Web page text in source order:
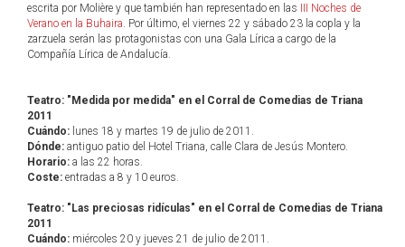
escrita por Molière y que también han representado en las
III Noches de
Verano en la Buhaira. Por último, el viernes 22 y sábado 23 la copla y la
zarzuela serán las protagonistas con una Gala Lírica a cargo de la
Compañía Lírica de Andalucía.
Teatro: "Medida por medida" en el Corral de Comedias de Triana
2011
Cuándo: lunes 18 y martes 19 de julio de 2011.
Dónde: antiguo patio del Hotel Triana, calle Clara de Jesús Montero.
Horario: a las 22 horas.
Coste: entradas a 8 y 10 euros.
Teatro: "Las preciosas ridículas" en el Corral de Comedias de Triana
2011
Cuándo: miércoles 20 y jueves 21 de julio de 2011.